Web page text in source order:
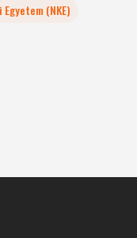
(NKE)